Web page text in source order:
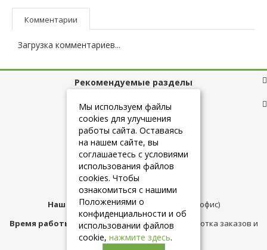
Комментарии
Загрузка комментариев...
Рекомендуемые разделы
Полезные ссылки
+7 (925) 084-10-60
Наш адрес:Москва,ул.Плещеева д.12 (офис)
Время работы магазина:с 10:00 до 21:00 (обработка заказов и
консультация)
Мы используем файлы
cookies для улучшения
работы сайта. Оставаясь
на нашем сайте, вы
соглашаетесь с условиями
использования файлов
cookies. Чтобы
ознакомиться с нашими
Положениями о
конфиденциальности и об
использовании файлов
cookie, нажмите здесь.